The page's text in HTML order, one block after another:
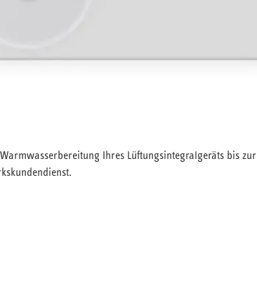
Ihres Lüftungsintegralgeräts bis zur